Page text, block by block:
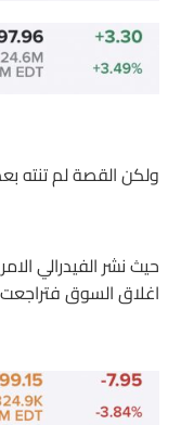
ولكن القصة لم تنته
حيث نشر الفيدرالي
اغلاق السوق فتراجعت